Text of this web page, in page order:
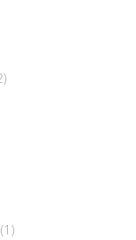
(1)